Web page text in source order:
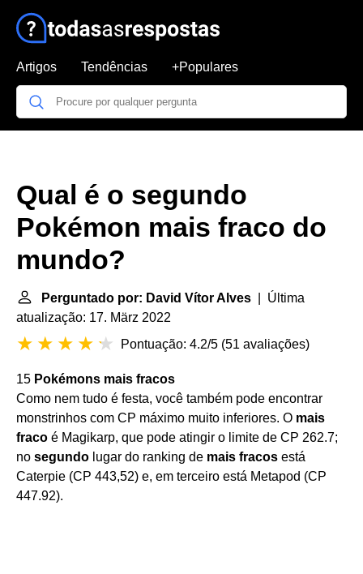
Artigos Tendências +Populares
Qual é o segundo
Pokémon mais fraco do
mundo?
Perguntado por: David Vítor Alves | Última
atualização: 17. März 2022
Pontuação: 4.2/5 (51 avaliações)
15 Pokémons mais fracos
Como nem tudo é festa, você também pode encontrar
monstrinhos com CP máximo muito inferiores. O mais
fraco é Magikarp, que pode atingir o limite de CP 262.7;
no segundo lugar do ranking de mais fracos está
Caterpie (CP 443,52) e, em terceiro está Metapod (CP
447.92).